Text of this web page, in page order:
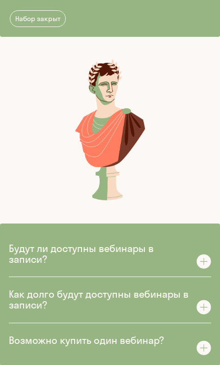
Набор закрыт
Будут ли доступны вебинары в
записи?
Как долго будут доступны вебинары в
записи?
Возможно купить один вебинар?